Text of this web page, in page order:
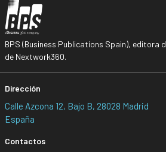
BPS (Business Publications Spain), editora
de Nextwork360.
Dirección
Calle Azcona 12, Bajo B, 28028 Madrid
España
Contactos